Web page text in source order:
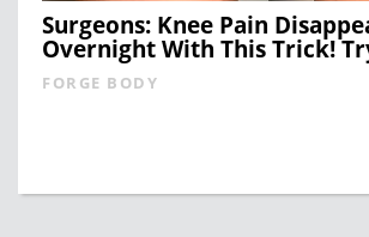
Surgeons: Knee Pain
Overnight With This Trick!
FORGE BODY